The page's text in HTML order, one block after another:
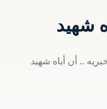
شهيد
.. أن أباه شهيد